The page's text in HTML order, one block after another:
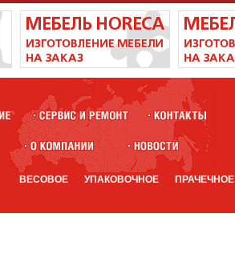
ВЕСОВОЕ УПАКОВОЧНОЕ ПРАЧЕЧНОЕ